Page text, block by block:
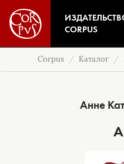
CORPUS
Corpus Каталог
Анне